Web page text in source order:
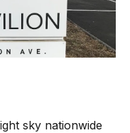
sky nationwide